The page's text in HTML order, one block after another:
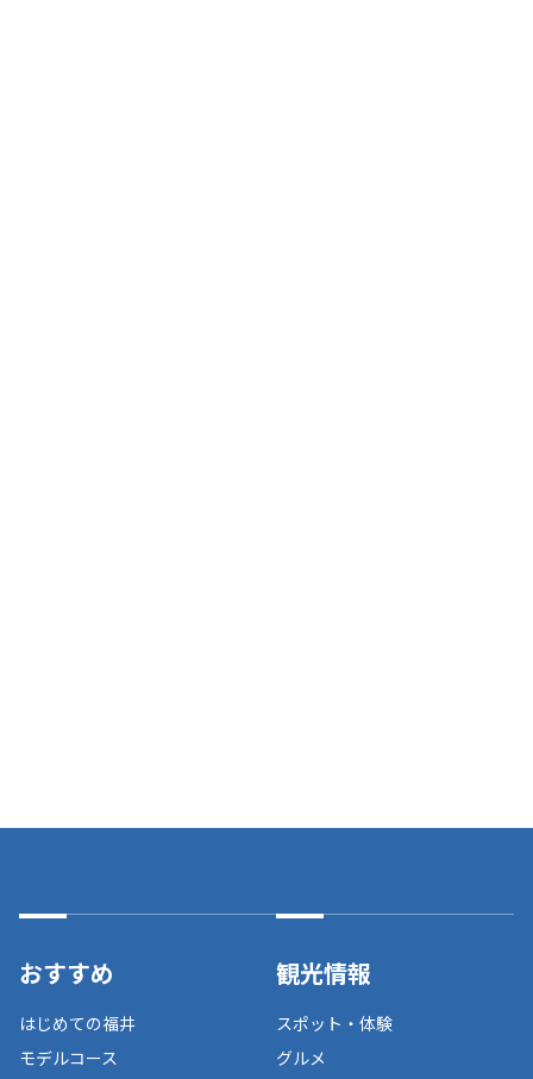
おすすめ
はじめての福井
モデルコース
観光情報
スポット・体験
グルメ